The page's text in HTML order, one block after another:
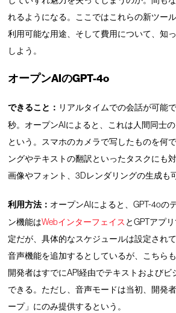
れるようになる。ここではこれらの新ツー
利用可能な用途、そして費用について、知
しよう。
オープンAIのGPT-4o
できること： リアルタイムでの会話が可能
秒。オープンAIによると、これは人間同士
という。スマホのカメラで写したものを何
ングやテキストの翻訳といったタスクにも
画像やフォント、3Dレンダリングの生成も
利用方法： オープンAIによると、GPT-4oの
ン機能はWebインターフェイス とGPTアプ
定だが、具体的なスケジュールは設定され
音声機能を追加するとしているが、こちら
開発者はすでにAPI経由でテキストおよびビ
できる。ただし、音声モードは当初、開発
ープ」にのみ提供するという。